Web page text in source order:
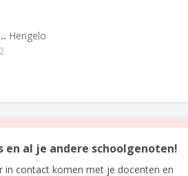
Hengelo
al je andere schoolgenoten!
in contact komen met je docenten en